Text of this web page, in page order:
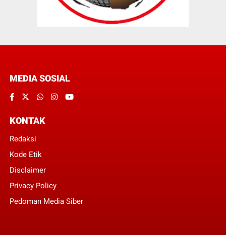
MEDIA SOSIAL
KONTAK
Redaksi
Kode Etik
Disclaimer
Privacy Policy
Pedoman Media Siber